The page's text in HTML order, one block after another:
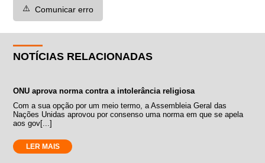
⚠️ Comunicar erro
NOTÍCIAS RELACIONADAS
ONU aprova norma contra a intolerância religiosa
Com a sua opção por um meio termo, a Assembleia Geral das
Nações Unidas aprovou por consenso uma norma em que se apela
aos gov[...]
LER MAIS